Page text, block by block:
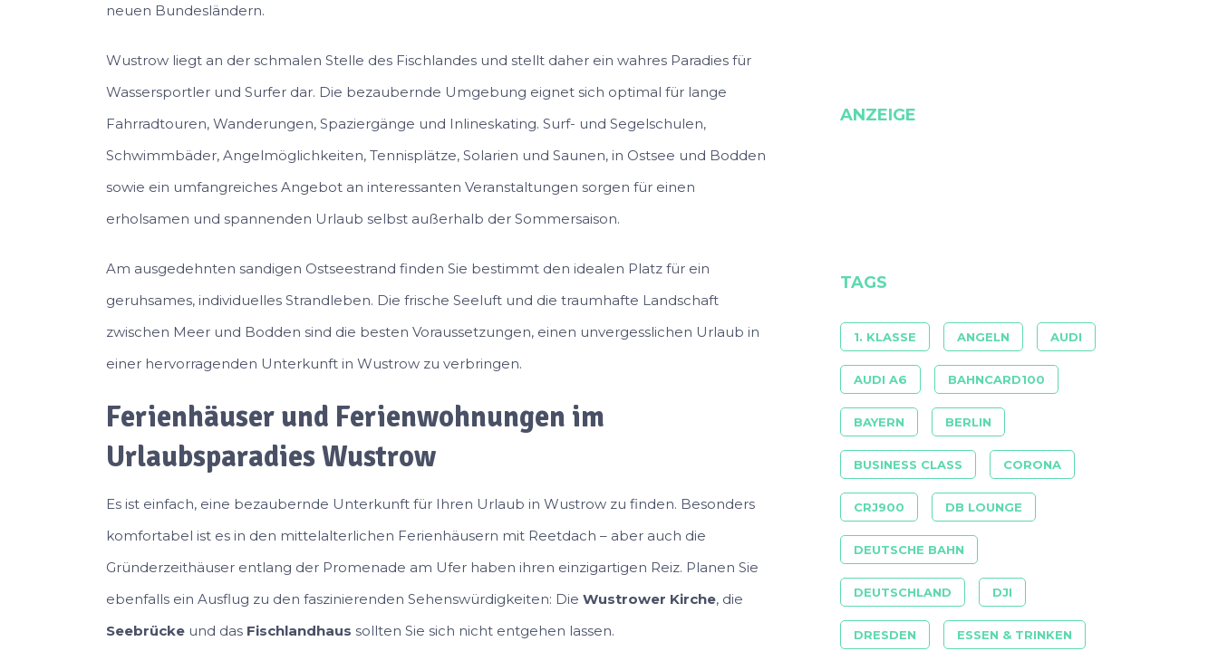
neuen Bundesländern.
Wustrow liegt an der schmalen Stelle des Fischlandes und stellt daher ein wahres Paradies für
Wassersportler und Surfer dar. Die bezaubernde Umgebung eignet sich optimal für lange
Fahrradtouren, Wanderungen, Spaziergänge und Inlineskating. Surf- und Segelschulen,
Schwimmbäder, Angelmöglichkeiten, Tennisplätze, Solarien und Saunen, in Ostsee und Bodden
sowie ein umfangreiches Angebot an interessanten Veranstaltungen sorgen für einen
erholsamen und spannenden Urlaub selbst außerhalb der Sommersaison.
Am ausgedehnten sandigen Ostseestrand finden Sie bestimmt den idealen Platz für ein
geruhsames, individuelles Strandleben. Die frische Seeluft und die traumhafte Landschaft
zwischen Meer und Bodden sind die besten Voraussetzungen, einen unvergesslichen Urlaub in
einer hervorragenden Unterkunft in Wustrow zu verbringen.
Ferienhäuser und Ferienwohnungen im
Urlaubsparadies Wustrow
Es ist einfach, eine bezaubernde Unterkunft für Ihren Urlaub in Wustrow zu finden. Besonders
komfortabel ist es in den mittelalterlichen Ferienhäusern mit Reetdach – aber auch die
Gründerzeithäuser entlang der Promenade am Ufer haben ihren einzigartigen Reiz. Planen Sie
ebenfalls ein Ausflug zu den faszinierenden Sehenswürdigkeiten: Die Wustrower Kirche, die
Seebrücke und das Fischlandhaus sollten Sie sich nicht entgehen lassen.
ANZEIGE
TAGS
1. KLASSE ANGELN AUDI
AUDI A6 BAHNCARD100
BAYERN BERLIN
BUSINESS CLASS CORONA
CRJ900 DB LOUNGE
DEUTSCHE BAHN
DEUTSCHLAND DJI
DRESDEN ESSEN & TRINKEN